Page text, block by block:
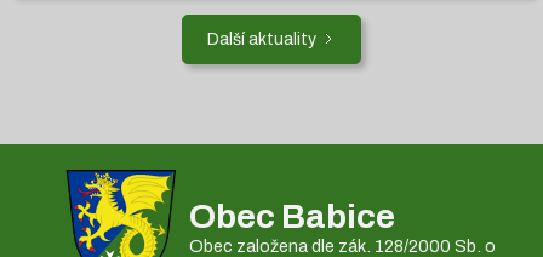
Další aktuality
Obec Babice
Obec založena dle zák. 128/2000 Sb. o